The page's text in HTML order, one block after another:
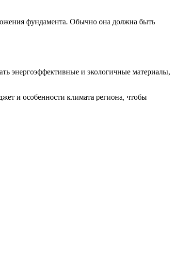
фундамента. Обычно она должна быть
энергоэффективные и экологичные материалы,
и особенности климата региона, чтобы